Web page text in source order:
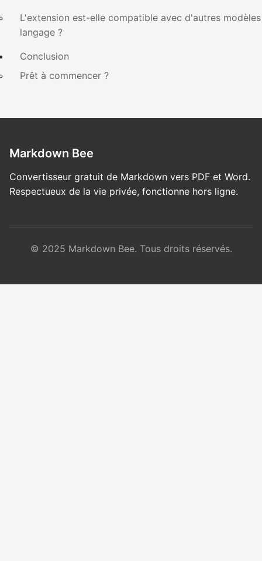
L'extension est-elle compatible avec d'autres
langage ?
Conclusion
Prêt à commencer ?
Markdown Bee
Convertisseur gratuit de Markdown vers PDF et Word.
Respectueux de la vie privée, fonctionne hors ligne.
© 2025 Markdown Bee. Tous droits réservés.